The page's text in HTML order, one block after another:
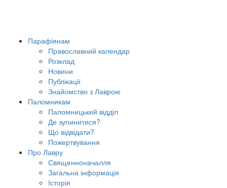
Парафіянам
Православний календар
Розклад
Новини
Публікації
Знайомство з Лаврою
Паломникам
Паломницький відділ
Де зупинитися?
Що відвідати?
Пожертвування
Про Лавру
Священноначалля
Загальна інформація
Історія